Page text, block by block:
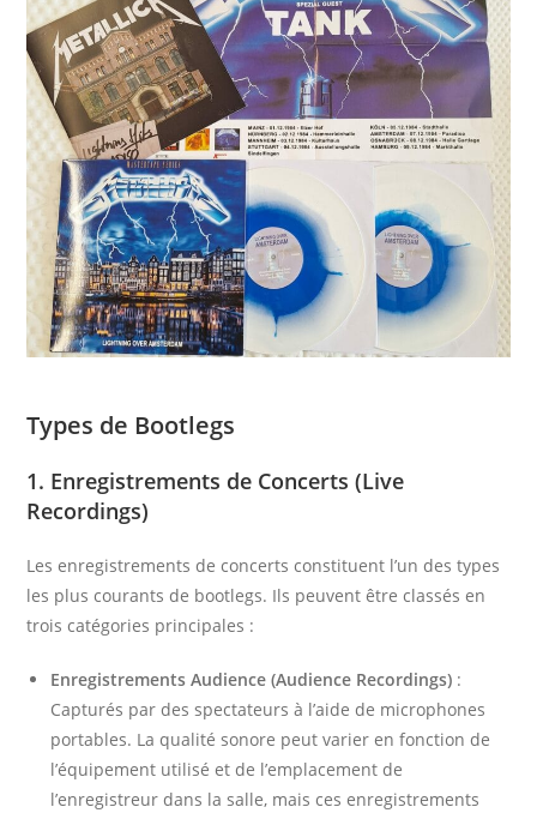
Types de Bootlegs
1. Enregistrements de Concerts (Live
Recordings)
Les enregistrements de concerts constituent l’un des types
les plus courants de bootlegs. Ils peuvent être classés en
trois catégories principales :
Enregistrements Audience (Audience Recordings) :
Capturés par des spectateurs à l’aide de microphones
portables. La qualité sonore peut varier en fonction de
l’équipement utilisé et de l’emplacement de
l’enregistreur dans la salle, mais ces enregistrements